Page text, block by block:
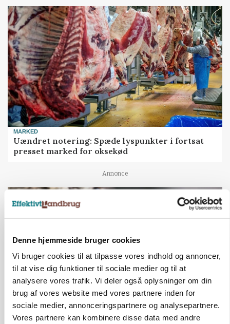
Denne hjemmeside bruger cookies
Vi bruger cookies til at tilpasse vores indhold og annoncer,
til at vise dig funktioner til sociale medier og til at
analysere vores trafik. Vi deler også oplysninger om din
brug af vores website med vores partnere inden for
sociale medier, annonceringspartnere og analysepartnere.
Vores partnere kan kombinere disse data med andre
MARKED
Uændret notering: Spæde lyspunkter i fortsat
presset marked for oksekød
Annonce
Landmand vågnede ved lyden af skrigende kvier: